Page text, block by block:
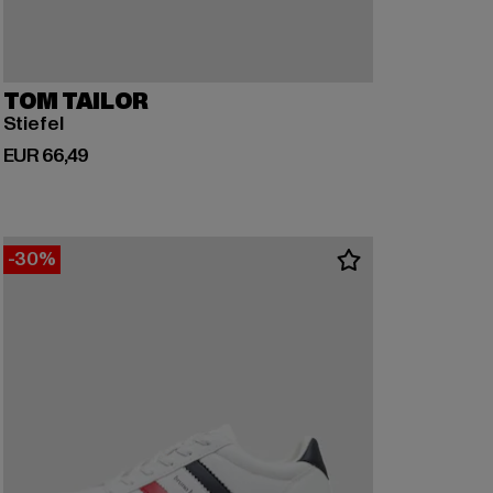
TOM TAILOR
Stiefel
EUR 66,49
Huidige prijs: EUR 66,49
-30%